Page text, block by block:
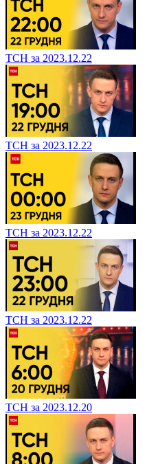
ТСН за 2023.12.22
ТСН за 2023.12.22
ТСН за 2023.12.22
ТСН за 2023.12.22
ТСН за 2023.12.20